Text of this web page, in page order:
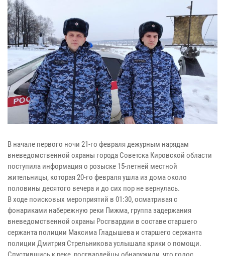
В начале первого ночи 21-го февраля дежурным нарядам
вневедомственной охраны города Советска Кировской области
поступила информация о розыске 15-летней местной
жительницы, которая 20-го февраля ушла из дома около
половины десятого вечера и до сих пор не вернулась.
В ходе поисковых мероприятий в 01:30, осматривая с
фонариками набережную реки Пижма, группа задержания
вневедомственной охраны Росгвардии в составе старшего
сержанта полиции Максима Гладышева и старшего сержанта
полиции Дмитрия Стрельникова услышала крики о помощи.